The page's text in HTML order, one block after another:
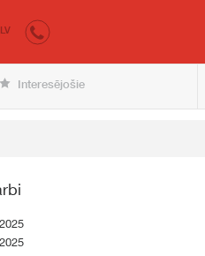
LV
Interesējošie